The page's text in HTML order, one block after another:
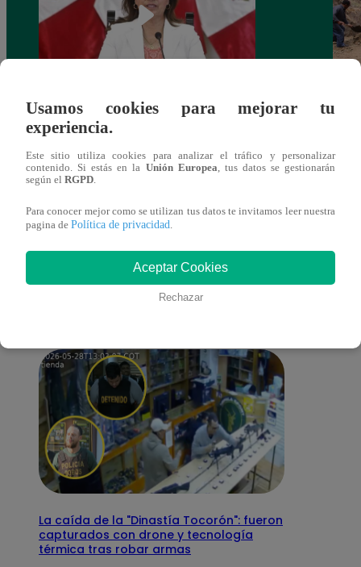
Congreso: proponen que el aumento del
salario presidencial se aplique desde 2026
Las
También te puede
interesar
La caída de la "Dinastía Tocorón": fueron
capturados con drone y tecnología
térmica tras robar armas
Usamos cookies para mejorar tu
experiencia.
Este sitio utiliza cookies para analizar el tráfico y personalizar
contenido. Si estás en la Unión Europea, tus datos se gestionarán
según el RGPD.
Para conocer mejor como se utilizan tus datos te invitamos leer nuestra
pagina de Política de privacidad.
Aceptar Cookies
Rechazar